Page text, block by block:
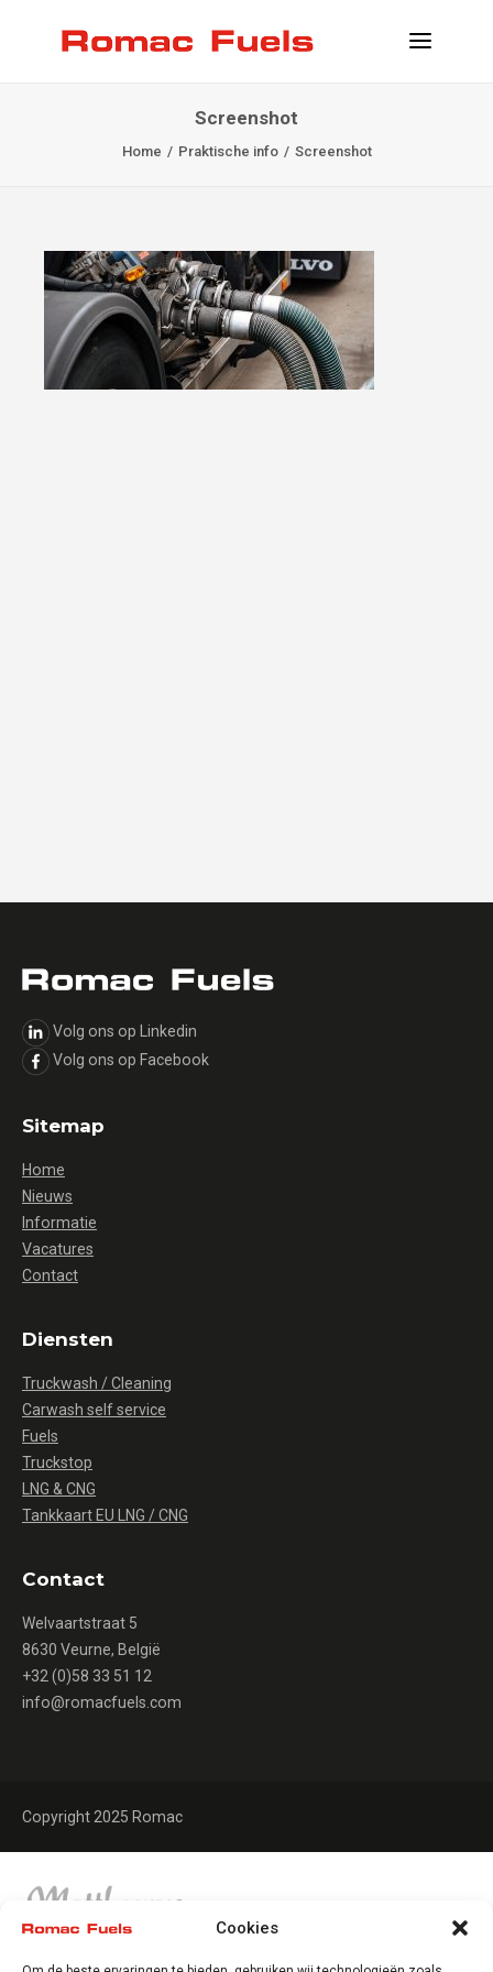
Cookies
PRAKTISCHE INFO
KLANT WORDEN
CONTACT
INFO@ROMACFUELS.COM
+32 58 33 51 12
Screenshot
Home Praktische info Screenshot
Volg ons op Linkedin
Volg ons op Facebook
Sitemap
Home
Nieuws
Informatie
Vacatures
Contact
Diensten
Truckwash / Cleaning
Carwash self service
Fuels
Truckstop
LNG & CNG
Tankkaart EU LNG / CNG
Contact
Welvaartstraat 5
8630 Veurne, België
+32 (0)58 33 51 12
info@romacfuels.com
Copyright 2025 Romac